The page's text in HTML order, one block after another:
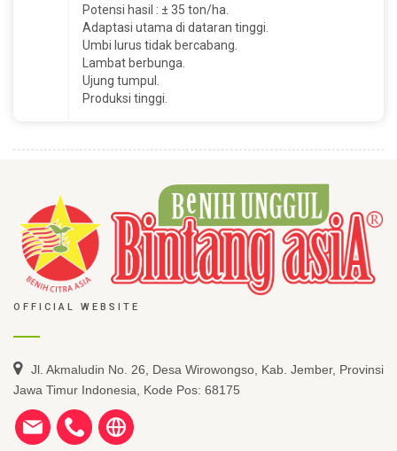
Potensi hasil : ± 35 ton/ha.
Adaptasi utama di dataran tinggi.
Umbi lurus tidak bercabang.
Lambat berbunga.
Ujung tumpul.
Produksi tinggi.
OFFICIAL WEBSITE
Jl. Akmaludin No. 26, Desa Wirowongso, Kab. Jember, Provinsi
Jawa Timur Indonesia, Kode Pos: 68175